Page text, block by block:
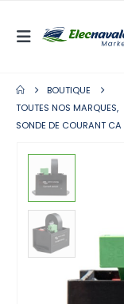
BOUTIQUE
TOUTES NOS MARQUES,
SONDE DE COURANT